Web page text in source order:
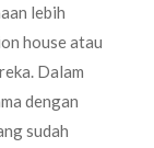
lebih
house atau
Dalam
dengan
sudah